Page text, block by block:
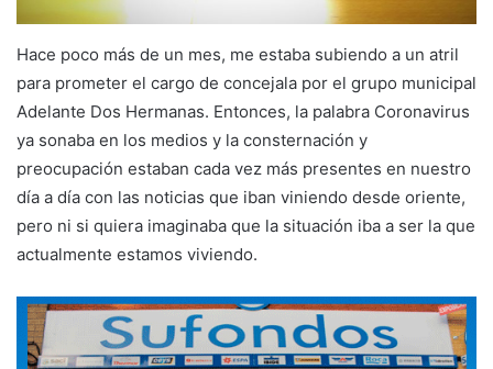
Hace poco más de un mes, me estaba subiendo a un atril
para prometer el cargo de concejala por el grupo municipal
Adelante Dos Hermanas. Entonces, la palabra Coronavirus
ya sonaba en los medios y la consternación y
preocupación estaban cada vez más presentes en nuestro
día a día con las noticias que iban viniendo desde oriente,
pero ni si quiera imaginaba que la situación iba a ser la que
actualmente estamos viviendo.